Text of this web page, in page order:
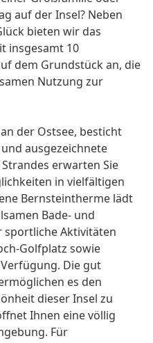
auf der Insel? Neben
bieten wir das
insgesamt 10
dem Grundstück an, die
Nutzung zur
der Ostsee, besticht
ausgezeichnete
erwarten Sie
in vielfältigen
Bernsteintherme lädt
Bade- und
sportliche Aktivitäten
Golfplatz sowie
Die gut
es den
dieser Insel zu
Ihnen eine völlig
Für